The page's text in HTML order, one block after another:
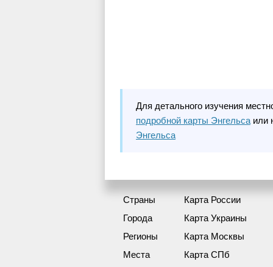
Для детального изучения
подробной карты Энгельса или
Энгельса
Страны
Города
Регионы
Места
Карта России
Карта Украины
Карта Москвы
Карта СПб